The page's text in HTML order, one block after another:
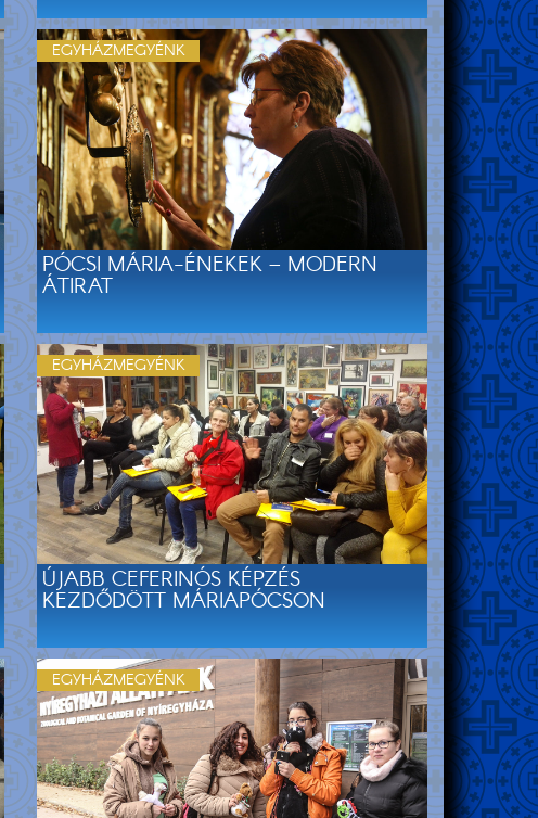
PÓCSI MÁRIA-ÉNEKEK – MODERN
ÁTIRAT
EGYHÁZMEGYÉNK
ÚJABB CEFERINÓS KÉPZÉS
KEZDŐDÖTT MÁRIAPÓCSON
EGYHÁZMEGYÉNK
EGYHÁZMEGYÉNK